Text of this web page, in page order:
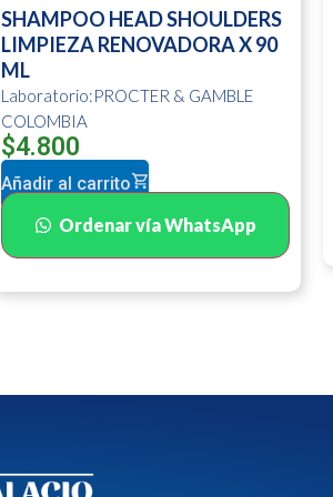
SHAMPOO HEAD SHOULDERS
LIMPIEZA RENOVADORA X 90
ML
Laboratorio:PROCTER & GAMBLE
COLOMBIA
$4.800
Añadir al carrito
Ordenar vía WhatsApp